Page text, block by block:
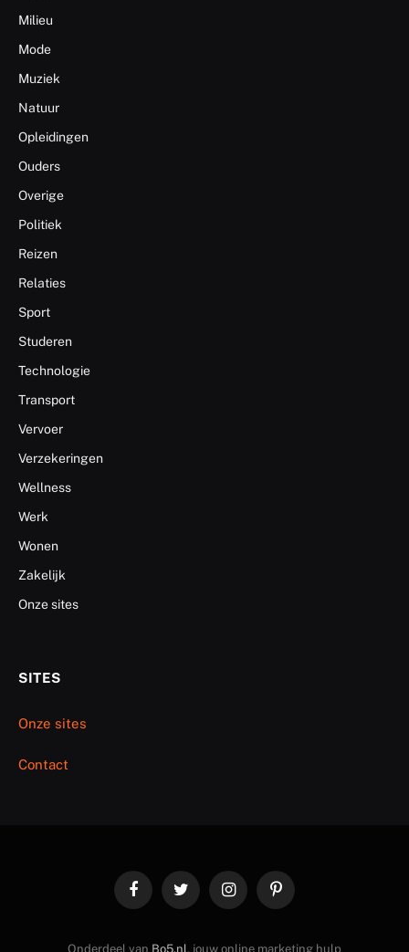
Milieu
Mode
Muziek
Natuur
Opleidingen
Ouders
Overige
Politiek
Reizen
Relaties
Sport
Studeren
Technologie
Transport
Vervoer
Verzekeringen
Wellness
Werk
Wonen
Zakelijk
Onze sites
SITES
Onze sites
Contact
FacebookTwitter InstagramPinterest
Onderdeel van Bo5.nl, jouw online marketing hulp